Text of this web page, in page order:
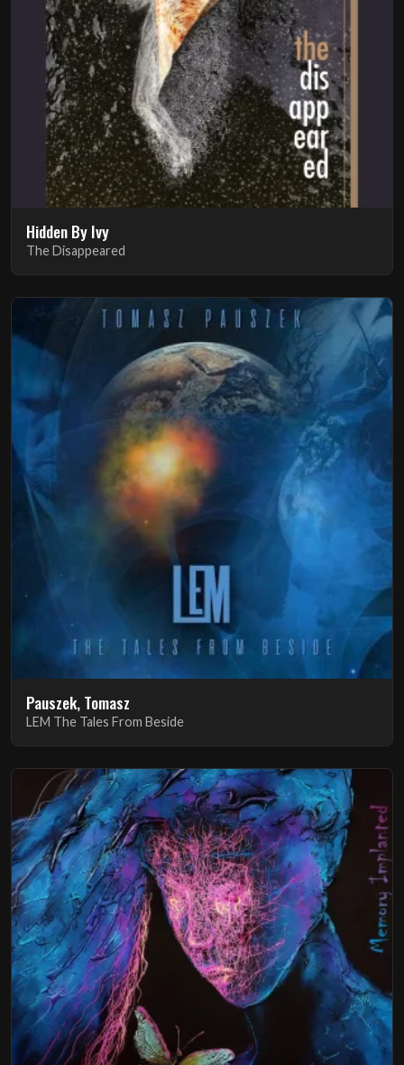
Hidden By Ivy
The Disappeared
Pauszek, Tomasz
LEM The Tales From Beside